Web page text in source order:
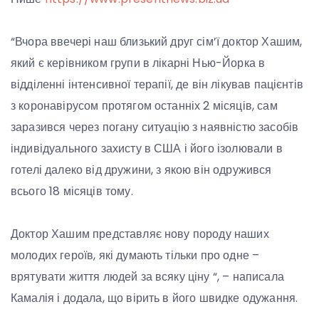
“Вчора ввечері наш близький друг сім’ї доктор Хашим,
який є керівником групи в лікарні Нью-Йорка в
відділенні інтенсивної терапії, де він лікував пацієнтів
з коронавірусом протягом останніх 2 місяців, сам
заразився через погану ситуацію з наявністю засобів
індивідуального захисту в США і його ізолювали в
готелі далеко від дружини, з якою він одружився
всього 18 місяців тому.
Доктор Хашим представляє нову породу наших
молодих героїв, які думають тільки про одне –
врятувати життя людей за всяку ціну “, – написала
Камалія і додала, що вірить в його швидке одужання.